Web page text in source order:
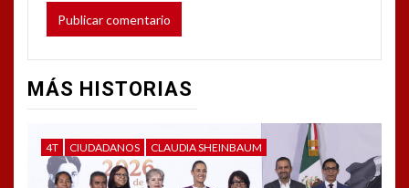
MÁS HISTORIAS
4T CIUDADANOS CLAUDIA SHEINBAUM